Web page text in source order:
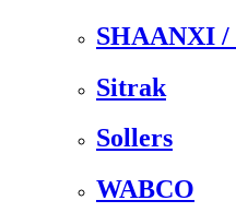
SHAANXI
Sitrak
Sollers
WABCO